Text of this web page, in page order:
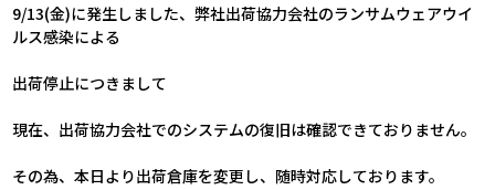
9/13(金)に発生しました、弊社出荷協力会社のランサムウェアウイ
ルス感染による
出荷停止につきまして
現在、出荷協力会社でのシステムの復旧は確認できておりません。
その為、本日より出荷倉庫を変更し、随時対応しております。